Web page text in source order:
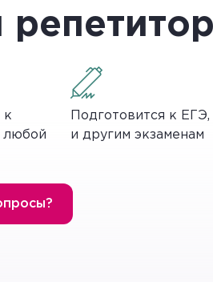
ощущение скуки,
и Цаплей.
слов и выражений,
несолоно похлебав(ничего
живого русского
нерешительным Журавлем,
на самом деле нужно. В их
Гордость, упрямство,
к
любой
Подготовится к
и другим экзаменам